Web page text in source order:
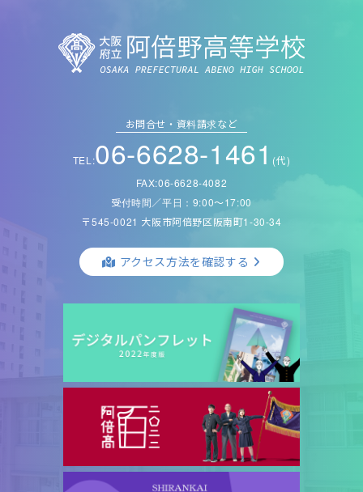
お問合せ・資料請求など
TEL:06-6628-1461 (代)
FAX:06-6628-4082
受付時間／平日：9:00〜17:00
〒545-0021 大阪市阿倍野区阪南町1-30-34
アクセス方法を確認する